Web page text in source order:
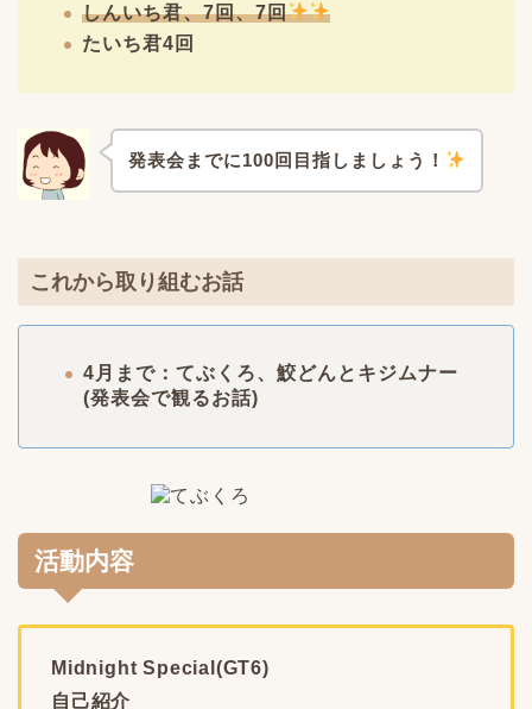
しんいち君、7回、7回
たいち君4回
発表会までに100回目指しましょう！
これから取り組むお話
4月まで：てぶくろ、鮫どんとキジムナー
(発表会で観るお話)
活動内容
Midnight Special(GT6)
自己紹介